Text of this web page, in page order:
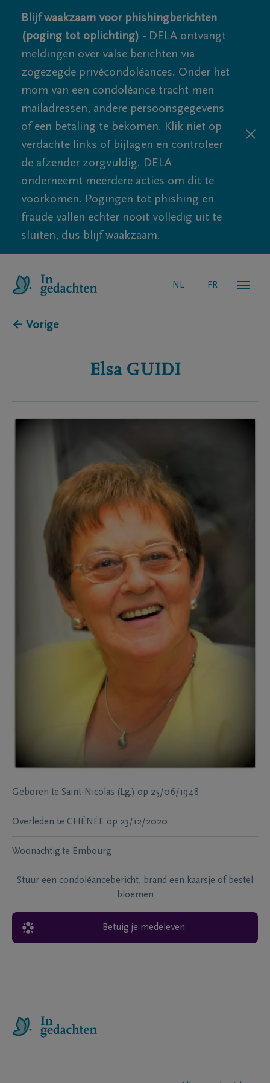
Blijf waakzaam voor phishingberichten
(poging tot oplichting) - DELA ontvangt
meldingen over valse berichten via
zogezegde privécondoléances. Onder het
mom van een condoléance tracht men
mailadressen, andere persoonsgegevens
of een betaling te bekomen. Klik niet op
verdachte links of bijlagen en controleer
de afzender zorgvuldig. DELA
onderneemt meerdere acties om dit te
voorkomen. Pogingen tot phishing en
fraude vallen echter nooit volledig uit te
sluiten, dus blijf waakzaam.
NL FR
← Vorige
Elsa GUIDI
Geboren te Saint-Nicolas (Lg.) op 25/06/1948
Overleden te CHÊNÉE op 23/12/2020
Woonachtig te Embourg
Stuur een condoléancebericht, brand een kaarsje of bestel
bloemen
Betuig je medeleven